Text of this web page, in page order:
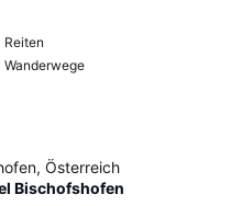
Reiten
Wanderwege
Österreich
Bischofshofen